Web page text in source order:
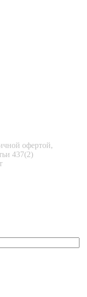
офертой,
437(2)